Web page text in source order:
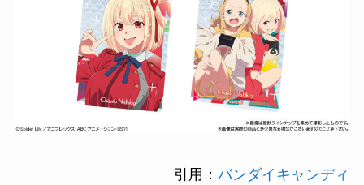
引用：バンダイキャンディ